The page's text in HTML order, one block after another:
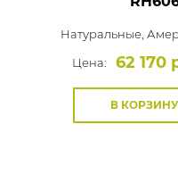
Натуральные,
Цена:
62 170
В КОРЗИНУ